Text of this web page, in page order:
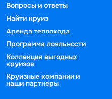
Вопросы и ответы
Найти круиз
Аренда теплохода
Программа лояльности
Коллекция выгодных
круизов
Круизные компании и
наши партнеры